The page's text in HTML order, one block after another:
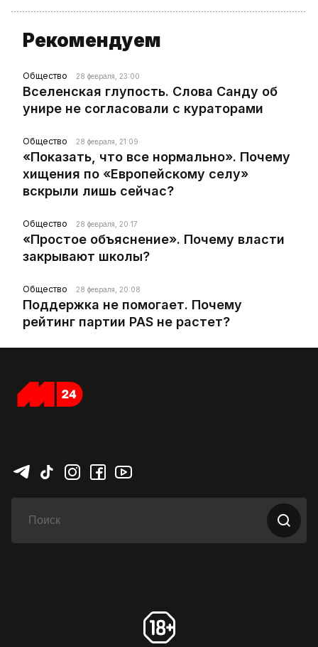
Рекомендуем
Общество 28 февраля, 23:00
Вселенская глупость. Слова Санду об
унире не согласовали с кураторами
Общество 28 февраля, 21:09
«Показать, что все нормально». Почему
хищения по «Европейскому селу»
вскрыли лишь сейчас?
Общество 28 февраля, 20:17
«Простое объяснение». Почему власти
закрывают школы?
Общество 28 февраля, 20:08
Поддержка не помогает. Почему
рейтинг партии PAS не растет?